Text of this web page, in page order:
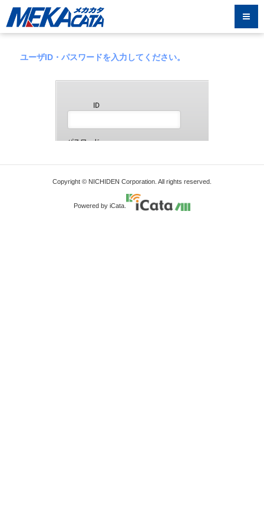
ユーザID・パスワードを入力してください。
Copyright © NICHIDEN Corporation. All rights reserved.
Powered by iCata.